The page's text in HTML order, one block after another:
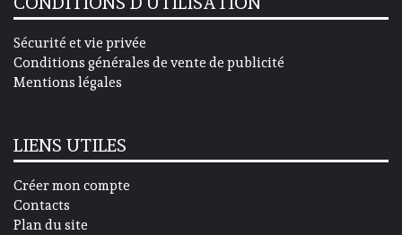
Sécurité et vie privée
Conditions générales de vente de publicité
Mentions légales
LIENS UTILES
Créer mon compte
Contacts
Plan du site